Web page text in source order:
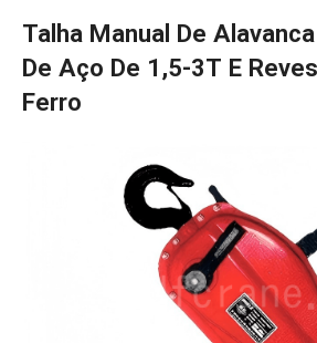
Talha Manual De
De Aço De 1,5-3T E
Ferro